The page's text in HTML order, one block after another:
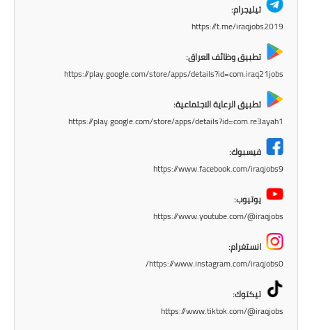
المرحلة الاعدادية
مرشحات
تيليجرام:
https://t.me/iraqjobs2019
تطبيق وظائف العراق:
https://play.google.com/store/apps/details?id=com.iraq21jobs
تطبيق الرعاية الاجتماعية:
https://play.google.com/store/apps/details?id=com.re3ayah1
فيسبوك:
https://www.facebook.com/iraqjobs9
يوتيوب:
https://www.youtube.com/@iraqjobs
انستغرام:
https://www.instagram.com/iraqjobs0/
تيكتوك:
https://www.tiktok.com/@iraqjobs